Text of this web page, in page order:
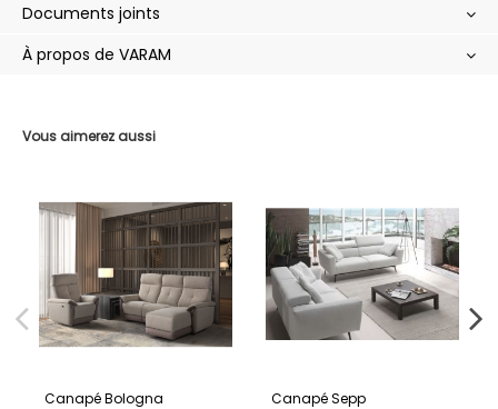
Vous aimerez aussi
Canapé Bologna Canapé Sepp
Documents joints
À propos de VARAM